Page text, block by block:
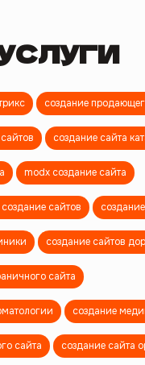
создание
создание сайта
modx создание сайта
сайтов
создание сайтов
сайта
создание
сайта создание сайта